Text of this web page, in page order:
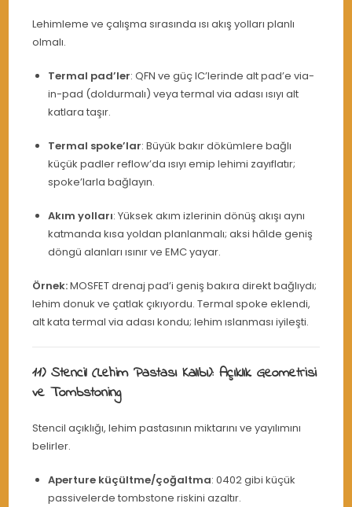
Lehimleme ve çalışma sırasında ısı akış yolları planlı
olmalı.
Termal pad’ler: QFN ve güç IC’lerinde alt pad’e via-
in-pad (doldurmalı) veya termal via adası ısıyı alt
katlara taşır.
Termal spoke’lar: Büyük bakır dökümlere bağlı
küçük padler reflow’da ısıyı emip lehimi zayıflatır;
spoke’larla bağlayın.
Akım yolları: Yüksek akım izlerinin dönüş akışı aynı
katmanda kısa yoldan planlanmalı; aksi hâlde geniş
döngü alanları ısınır ve EMC yayar.
Örnek:MOSFET drenaj pad’i geniş bakıra direkt bağlıydı;
lehim donuk ve çatlak çıkıyordu. Termal spoke eklendi,
alt kata termal via adası kondu; lehim ıslanması iyileşti.
11) Stencil (Lehim Pastası Kalıbı): Açıklık Geometrisi
ve Tombstoning
Stencil açıklığı, lehim pastasının miktarını ve yayılımını
belirler.
Aperture küçültme/çoğaltma: 0402 gibi küçük
passivelerde tombstone riskini azaltır.